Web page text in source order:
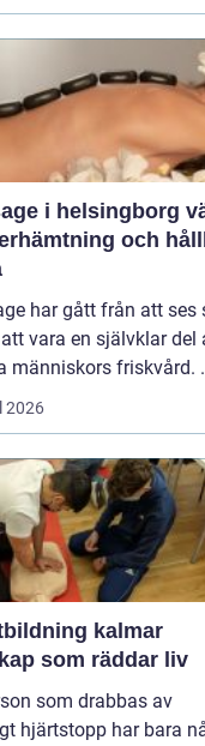
i helsingborg väg
och
har gått från att ses
vara en självklar del
människors friskvård.
2026
kalmar
som räddar liv
som drabbas av
hjärtstopp har bara